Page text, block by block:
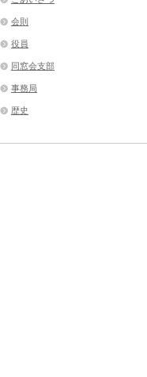
会則
役員
同窓会支部
事務局
歴史